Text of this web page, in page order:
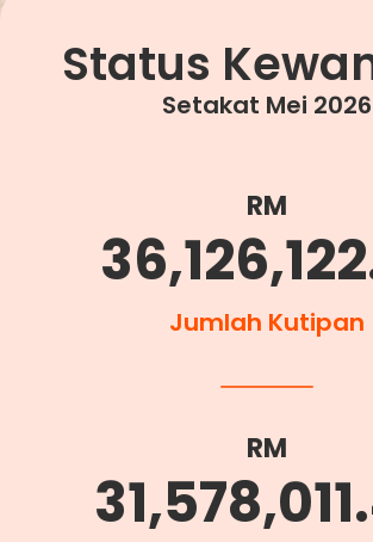
Status
Setakat Mei 2026
RM
Jumlah Kutipan
RM